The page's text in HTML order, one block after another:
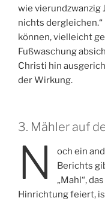
wie vierundzwanzig
nichts
können, vielleicht
Fußwaschung
Christi hin
der Wirkung.
3. Mähler auf
N
och ein
Berichts
„Mahl“,
Hinrichtung feiert,